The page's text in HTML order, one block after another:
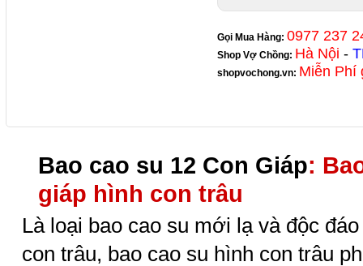
Gọi Mua Hàng: 0977 237
Shop Vợ Chồng: Hà Nội -
shopvochong.vn: Miễn Phí
Bao cao su 12 Con Giáp:
giáp hình con trâu
Là loại bao cao su mới lạ và độc
con trâu, bao cao su hình con trâu